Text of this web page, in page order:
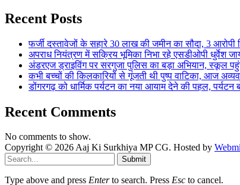
Recent Posts
फर्जी दस्तावेजों के सहारे 30 लाख की जमीन का सौदा, 3
अपराध नियंत्रण में सक्रिय भूमिका निभा रहे एसडीओपी धुर्वेश
अंडरएज ड्राइविंग पर सरगुजा पुलिस का बड़ा अभियान,
कभी बच्चों की किलकारियों से गूंजती थी पुष्प वाटिका, आज
डोंगरगढ़ को धार्मिक पर्यटन का नया आयाम देने की पहल,
Recent Comments
No comments to show.
Copyright © 2026 Aaj Ki Surkhiya MP CG. Hosted by
Submit
Type above and press Enterto search. Press Esc to cancel.